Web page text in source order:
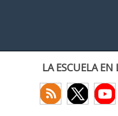
LA ESCUELA EN